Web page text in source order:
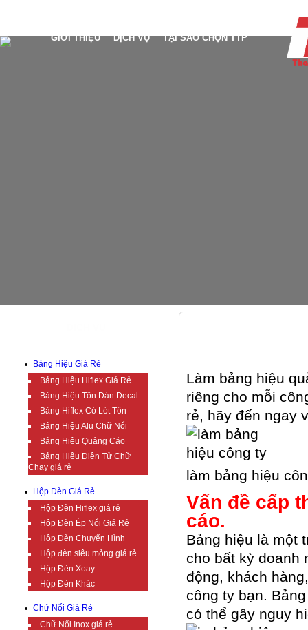
GIỚI THIỆU DỊCH VỤ TẠI SAO CHỌN TTP
Bảng Hiệu Giá Rẻ
Bảng Hiệu Hiflex Giá Rẻ
Bảng Hiệu Tôn Dán Decal
Bảng Hiflex Có Lót Tôn
Bảng Hiệu Alu Chữ Nổi
Bảng Hiệu Quảng Cáo
Bảng Hiệu Điện Tử Chữ
Chạy giá rẻ
Hộp Đèn Giá Rẻ
Hộp Đèn Hiflex giá rẻ
Hộp Đèn Ép Nổi Giá Rẻ
Hộp Đèn Chuyển Hình
Hộp đèn siêu mỏng giá rẻ
Hộp Đèn Xoay
Hộp Đèn Khác
Chữ Nổi Giá Rẻ
Chữ Nổi Inox giá rẻ
Làm bảng hiệu
riêng cho mỗi
rẻ, hãy đến ngay
làm bảng hiệu
Vấn đề cấp
cáo.
Bảng hiệu là một
cho bất kỳ doanh
động, khách
công ty bạn.
có thể gây nguy